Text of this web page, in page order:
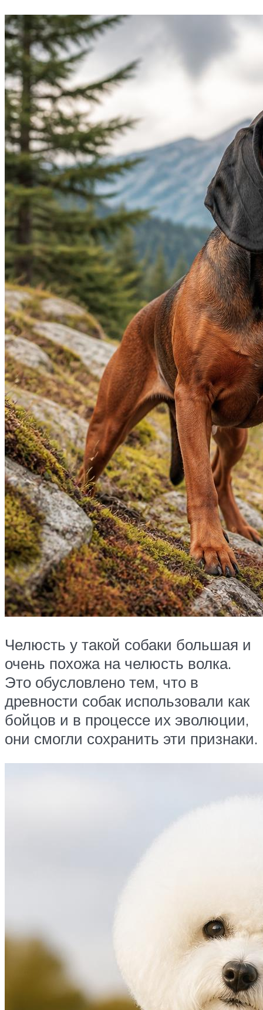
Челюсть у такой собаки большая и
очень похожа на челюсть волка.
Это обусловлено тем, что в
древности собак использовали как
бойцов и в процессе их эволюции,
они смогли сохранить эти признаки.